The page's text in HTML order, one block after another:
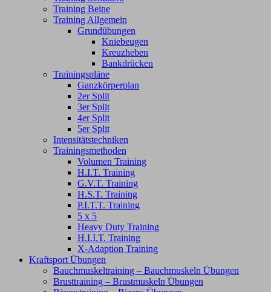
Training Beine
Training Allgemein
Grundübungen
Kniebeugen
Kreuzheben
Bankdrücken
Trainingspläne
Ganzkörperplan
2er Split
3er Split
4er Split
5er Split
Intensitätstechniken
Trainingsmethoden
Volumen Training
H.I.T. Training
G.V.T. Training
H.S.T. Training
P.I.T.T. Training
5 x 5
Heavy Duty Training
H.I.I.T. Training
X-Adaption Training
Kraftsport Übungen
Bauchmuskeltraining – Bauchmuskeln Übungen
Brusttraining – Brustmuskeln Übungen